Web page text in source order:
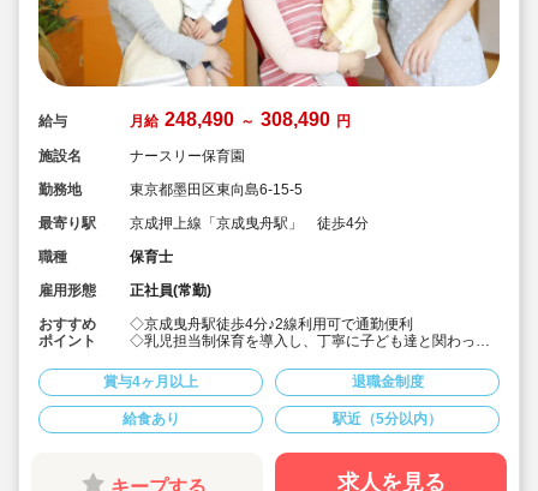
給与 月給 248,490 ～ 308,490 円
施設名
ナースリー保育園
勤務地
東京都墨田区東向島6-15-5
最寄り駅
京成押上線「京成曳舟駅」 徒歩4分
職種
保育士
雇用形態
正社員(常勤)
おすすめ
ポイント
◇京成曳舟駅徒歩4分♪2線利用可で通勤便利
◇乳児担当制保育を導入し、丁寧に子ども達と関わって
◇月給24.8万～、賞与実績4.3ヶ月の好条件♪
◇前年は、実績で賞与換算1.0～2.0ヶ月程度年度末一時
金の支給あります♪
◇宿舎借り上げ制度利用可能です♪
賞与4ヶ月以上 退職金制度
給食あり 駅近（5分以内）
キープする 求人を見る